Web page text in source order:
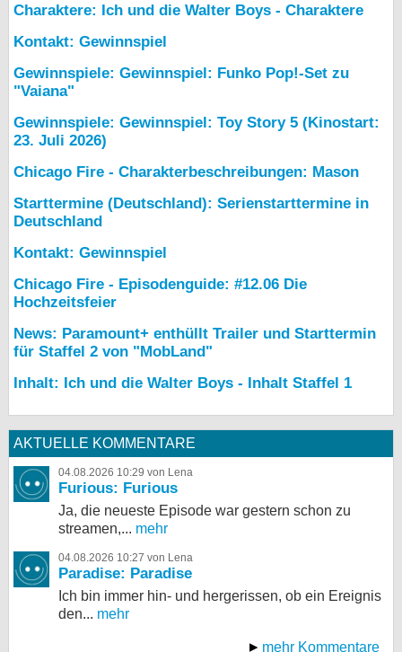
Charaktere: Ich und die Walter Boys - Charaktere
Kontakt: Gewinnspiel
Gewinnspiele: Gewinnspiel: Funko Pop!-Set zu
"Vaiana"
Gewinnspiele: Gewinnspiel: Toy Story 5 (Kinostart:
23. Juli 2026)
Chicago Fire - Charakterbeschreibungen: Mason
Starttermine (Deutschland): Serienstarttermine in
Deutschland
Kontakt: Gewinnspiel
Chicago Fire - Episodenguide: #12.06 Die
Hochzeitsfeier
News: Paramount+ enthüllt Trailer und Starttermin
für Staffel 2 von "MobLand"
Inhalt: Ich und die Walter Boys - Inhalt Staffel 1
AKTUELLE KOMMENTARE
04.08.2026 10:29 von Lena
Furious: Furious
Ja, die neueste Episode war gestern schon zu
streamen,... mehr
04.08.2026 10:27 von Lena
Paradise: Paradise
Ich bin immer hin- und hergerissen, ob ein Ereignis
den... mehr
mehr Kommentare